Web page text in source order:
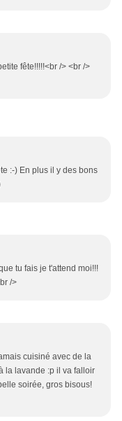
fête!!!!!<br /> <br />
:-) En plus il y des bons
tu fais je t'attend moi!!!
/>
cuisiné avec de la
la lavande :p il va falloir
soirée, gros bisous!